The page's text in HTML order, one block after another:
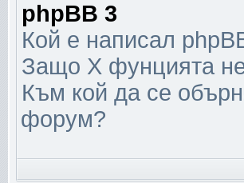
phpBB 3
Кой е написал
Защо X фунцията
Към кой да се
форум?